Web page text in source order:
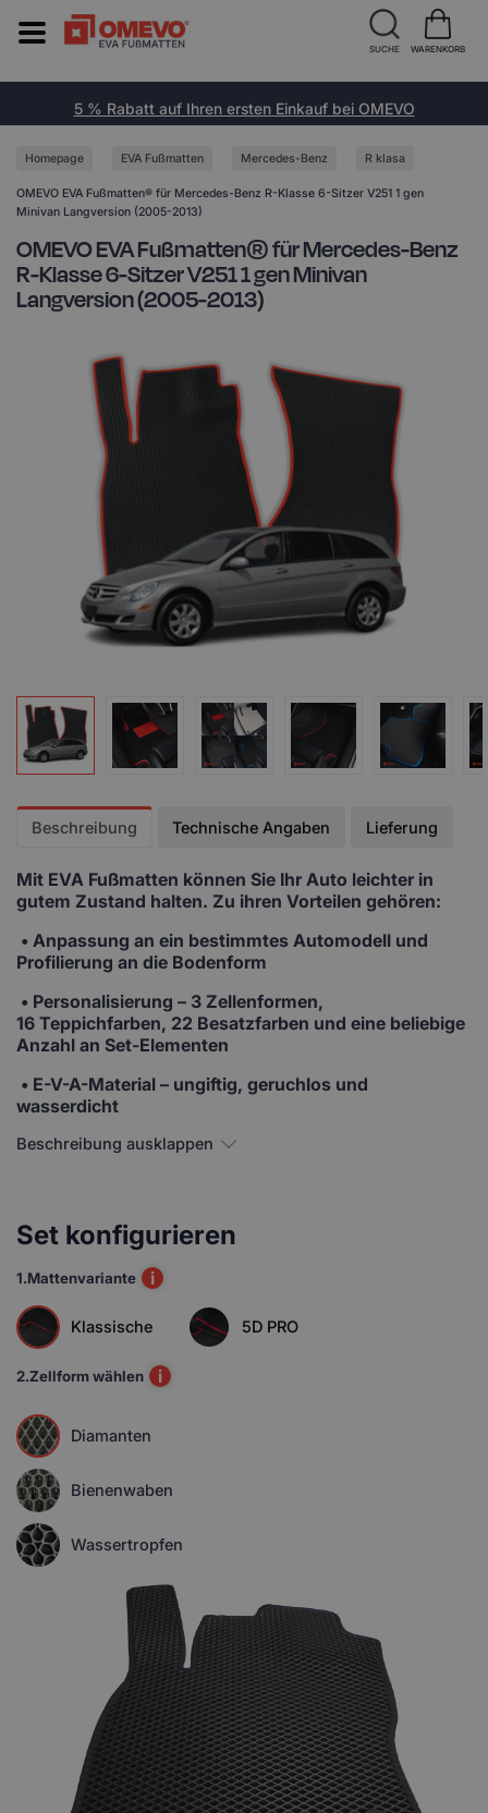
5 % Rabatt auf Ihren ersten Einkauf bei OMEVO
Homepage EVA Fußmatten Mercedes-Benz R klasa
OMEVO EVA Fußmatten® für Mercedes-Benz R-Klasse 6-Sitzer V251 1 gen
Minivan Langversion (2005-2013)
OMEVO EVA Fußmatten® für Mercedes-Benz
R-Klasse 6-Sitzer V251 1 gen Minivan
Langversion (2005-2013)
Beschreibung Technische Angaben Lieferung
Mit EVA Fußmatten können Sie Ihr Auto leichter in
gutem Zustand halten. Zu ihren Vorteilen gehören:
• Anpassung an ein bestimmtes Automodell und
Profilierung an die Bodenform
• Personalisierung – 3 Zellenformen,
16 Teppichfarben, 22 Besatzfarben und eine beliebige
Anzahl an Set-Elementen
• E-V-A-Material – ungiftig, geruchlos und
wasserdicht
Beschreibung ausklappen
Set konfigurieren
1.Mattenvariante i
Klassische 5D PRO
2.Zellform wählen i
Diamanten
Bienenwaben
Wassertropfen
SUCHE WARENKORB